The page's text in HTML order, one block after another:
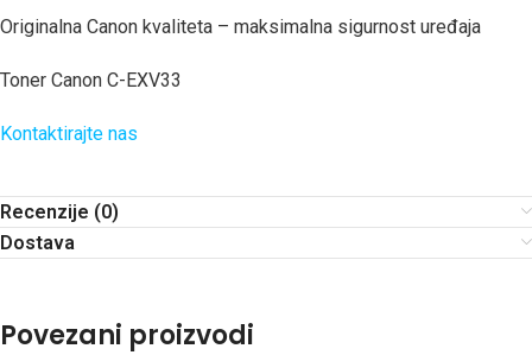
Originalna Canon kvaliteta – maksimalna sigurnost uređaja
Toner Canon C-EXV33
Kontaktirajte nas
Recenzije (0)
Dostava
Povezani proizvodi